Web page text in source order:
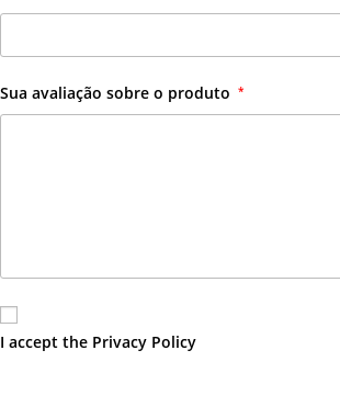
Sua avaliação sobre o produto *
I accept the Privacy Policy